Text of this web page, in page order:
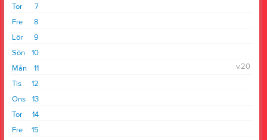
7
Tor
8
Fre
9
Lör
10
Sön
11
Mån
v.20
12
Tis
13
Ons
14
Tor
15
Fre